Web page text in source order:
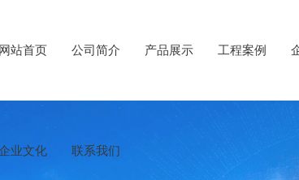
网站首页 公司简介 产品展示 工程案例
业文化 联系我们